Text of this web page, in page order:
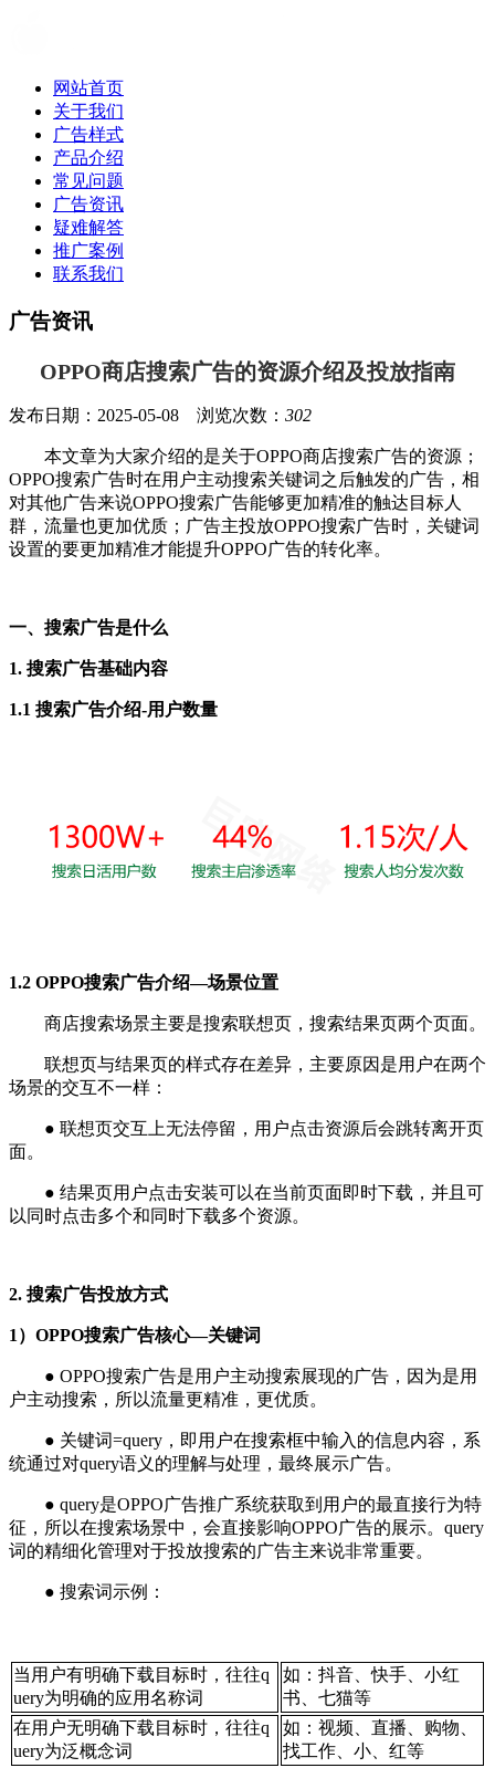
网站首页
关于我们
广告样式
产品介绍
常见问题
广告资讯
疑难解答
推广案例
联系我们
广告资讯
OPPO商店搜索广告的资源介绍及投放指南
发布日期：2025-05-08 浏览次数： 302
本文章为大家介绍的是关于OPPO商店搜索广告的资源；
OPPO搜索广告时在用户主动搜索关键词之后触发的广告，相
对其他广告来说OPPO搜索广告能够更加精准的触达目标人
群，流量也更加优质；广告主投放OPPO搜索广告时，关键词
设置的要更加精准才能提升OPPO广告的转化率。
一、搜索广告是什么
1. 搜索广告基础内容
1.1 搜索广告介绍-用户数量
1.2 OPPO搜索广告介绍—场景位置
商店搜索场景主要是搜索联想页，搜索结果页两个页面。
联想页与结果页的样式存在差异，主要原因是用户在两个
场景的交互不一样：
● 联想页交互上无法停留，用户点击资源后会跳转离开页
面。
● 结果页用户点击安装可以在当前页面即时下载，并且可
以同时点击多个和同时下载多个资源。
2. 搜索广告投放方式
1）OPPO搜索广告核心—关键词
● OPPO搜索广告是用户主动搜索展现的广告，因为是用
户主动搜索，所以流量更精准，更优质。
● 关键词=query，即用户在搜索框中输入的信息内容，系
统通过对query语义的理解与处理，最终展示广告。
● query是OPPO广告推广系统获取到用户的最直接行为特
征，所以在搜索场景中，会直接影响OPPO广告的展示。query
词的精细化管理对于投放搜索的广告主来说非常重要。
● 搜索词示例：
当用户有明确下载目标时，往往q
uery为明确的应用名称词
如：抖音、快手、小红
书、七猫等
在用户无明确下载目标时，往往q
uery为泛概念词
如：视频、直播、购物、
找工作、小、红等